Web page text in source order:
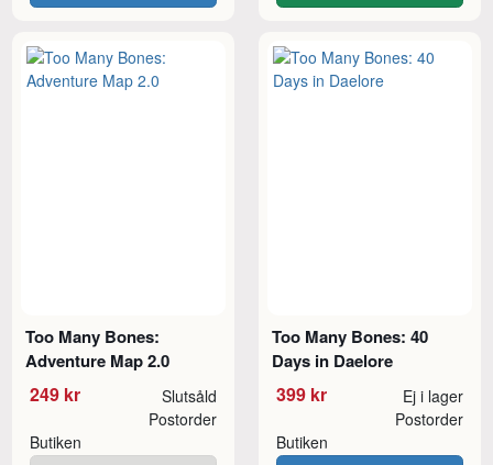
Too Many Bones:
Adventure Map 2.0
249 kr Slutsåld
Butiken
Postorder
Too Many Bones: 40
Days in Daelore
399 kr Ej i lager
Butiken
Postorder